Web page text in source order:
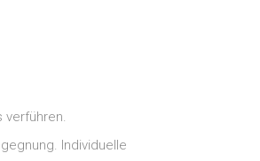
Individuelle